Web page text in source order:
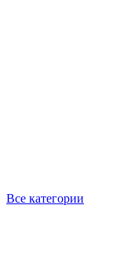
Все категории